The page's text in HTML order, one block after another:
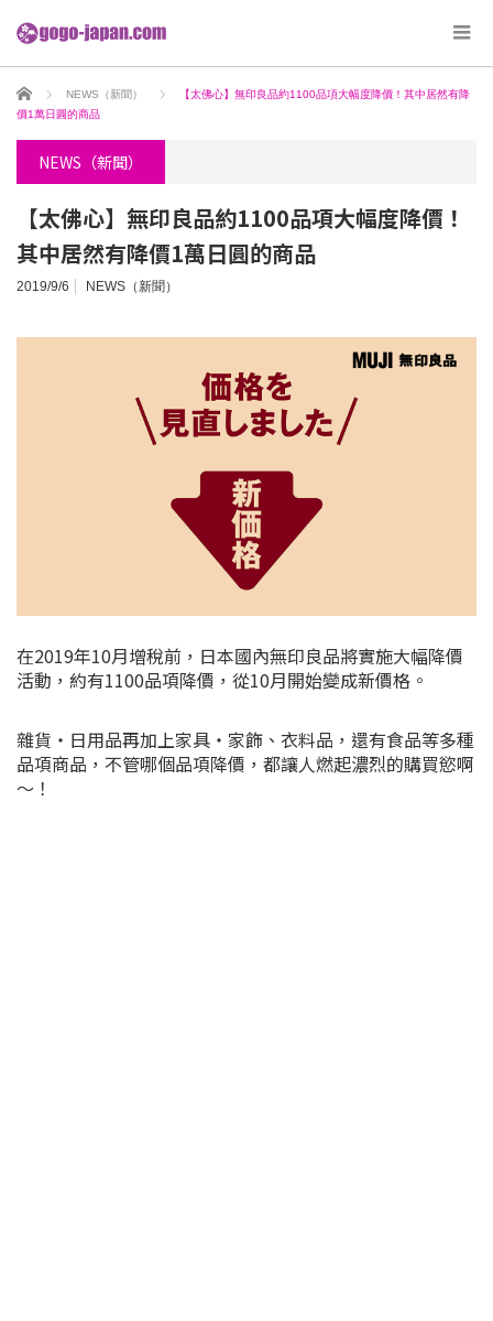
ホーム NEWS（新聞）
【太佛心】無印良品約1100品項大幅度降價！其中居然有降
價1萬日圓的商品
NEWS（新聞）
【太佛心】無印良品約1100品項大幅度降價！
其中居然有降價1萬日圓的商品
2019/9/6 NEWS（新聞）
在2019年10月增稅前，日本國內無印良品將實施大幅降價
活動，約有1100品項降價，從10月開始變成新價格。
雜貨・日用品再加上家具・家飾、衣料品，還有食品等多種
品項商品，不管哪個品項降價，都讓人燃起濃烈的購買慾啊
～！